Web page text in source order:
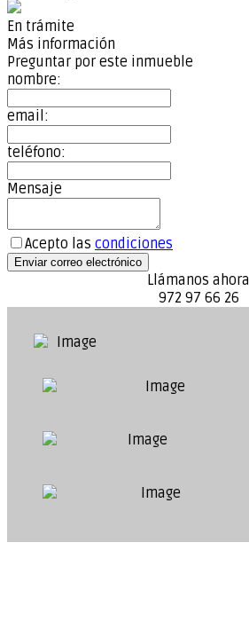
En trámite
Más información
Preguntar por este inmueble
nombre:
email:
teléfono:
Mensaje
Acepto las condiciones
Enviar correo electrónico
Llámanos ahora
972 97 66 26